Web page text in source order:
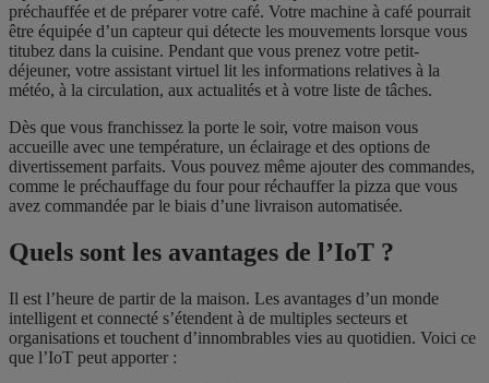
préchauffée et de préparer votre café. Votre machine à café pourrait
être équipée d’un capteur qui détecte les mouvements lorsque vous
titubez dans la cuisine. Pendant que vous prenez votre petit-
déjeuner, votre assistant virtuel lit les informations relatives à la
météo, à la circulation, aux actualités et à votre liste de tâches.
Dès que vous franchissez la porte le soir, votre maison vous
accueille avec une température, un éclairage et des options de
divertissement parfaits. Vous pouvez même ajouter des commandes,
comme le préchauffage du four pour réchauffer la pizza que vous
avez commandée par le biais d’une livraison automatisée.
Quels sont les avantages de l’IoT ?
Il est l’heure de partir de la maison. Les avantages d’un monde
intelligent et connecté s’étendent à de multiples secteurs et
organisations et touchent d’innombrables vies au quotidien. Voici ce
que l’IoT peut apporter :